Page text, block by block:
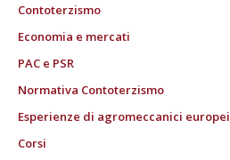
Contoterzismo
Economia e mercati
PAC e PSR
Normativa Contoterzismo
Esperienze di agromeccanici europei
Corsi